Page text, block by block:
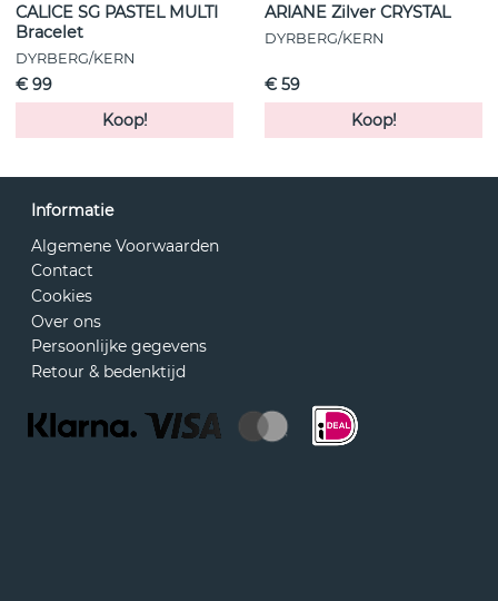
CALICE SG PASTEL MULTI
Bracelet
DYRBERG/KERN
€ 99
Koop!
ARIANE Zilver CRYSTAL
DYRBERG/KERN
€ 59
Koop!
Informatie
Algemene Voorwaarden
Contact
Cookies
Over ons
Persoonlijke gegevens
Retour & bedenktijd